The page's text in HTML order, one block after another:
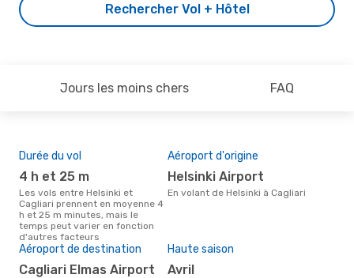
Rechercher Vol + Hôtel
Jours les moins chers FAQ
Durée du vol
4 h et 25 m
Les vols entre Helsinki et
Cagliari prennent en moyenne 4
h et 25 m minutes, mais le
temps peut varier en fonction
d'autres facteurs
Aéroport d'origine
Helsinki Airport
En volant de Helsinki à Cagliari
Aéroport de destination
Cagliari Elmas Airport
Haute saison
avril